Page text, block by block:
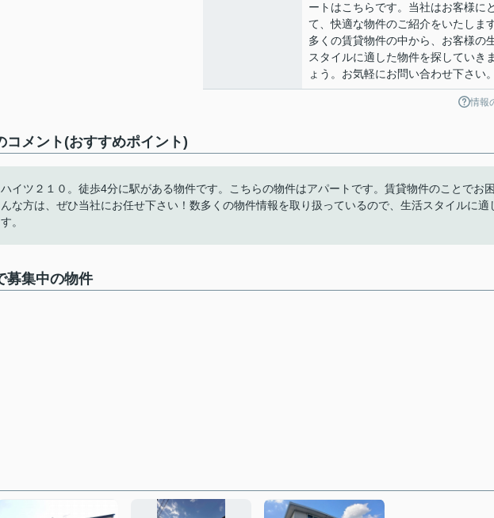
ートはこちらです。当社はお客様に
て、快適な物件のご紹介をいたします
多くの賃貸物件の中から、お客様の
スタイルに適した物件を探していき
ょう。お気軽にお問い合わせ下さい。
情報
コメント(おすすめポイント)
イツ２１０。徒歩4分に駅がある物件です。こちらの物件はアパートです。賃貸物件のことでお困
な方は、ぜひ当社にお任せ下さい！数多くの物件情報を取り扱っているので、生活スタイルに適
。
募集中の物件